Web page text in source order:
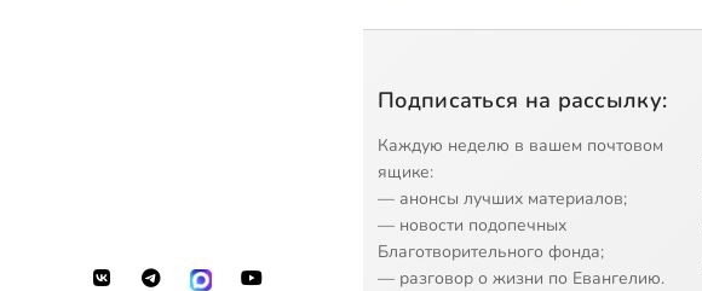
Подписаться на рассылку:
Каждую неделю в вашем почтовом
ящике:
— анонсы лучших материалов;
— новости подопечных
Благотворительного фонда;
— разговор о жизни по Евангелию.